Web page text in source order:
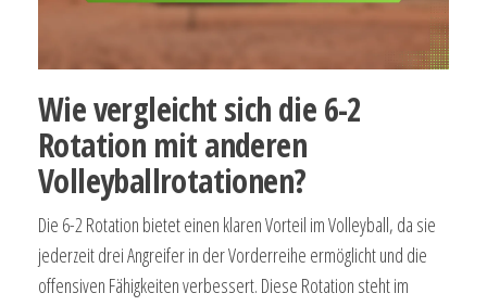
Wie vergleicht sich die 6-2
Rotation mit anderen
Volleyballrotationen?
Die 6-2 Rotation bietet einen klaren Vorteil im Volleyball, da sie
jederzeit drei Angreifer in der Vorderreihe ermöglicht und die
offensiven Fähigkeiten verbessert. Diese Rotation steht im